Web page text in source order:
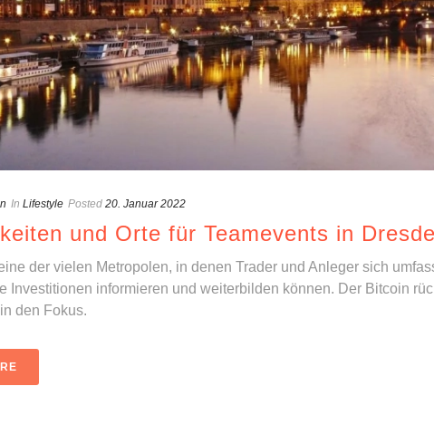
In Lifestyle Posted 20. Januar 2022
und Orte für Teamevents in
der vielen Metropolen, in denen Trader und Anleger sich
Investitionen informieren und weiterbilden können. Der Bitcoin
den Fokus.